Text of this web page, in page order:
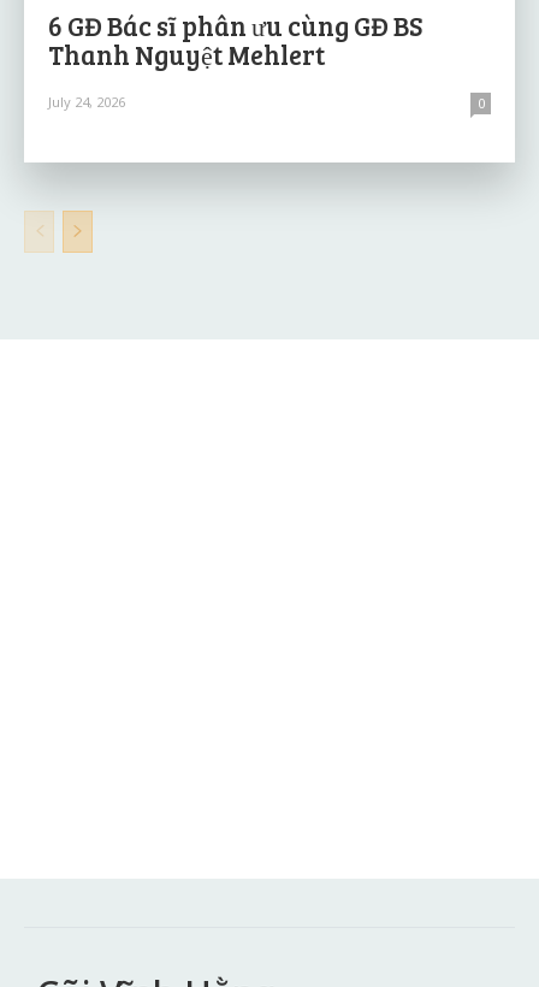
6 GĐ Bác sĩ phân ưu cùng GĐ BS
Thanh Nguyệt Mehlert
July 24, 2026 0